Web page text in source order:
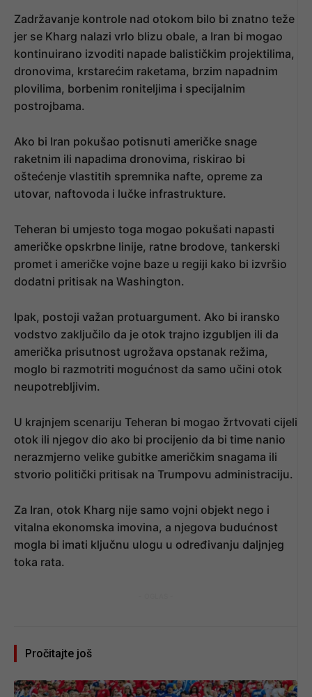
Zadržavanje kontrole nad otokom bilo bi znatno teže
jer se Kharg nalazi vrlo blizu obale, a Iran bi mogao
kontinuirano izvoditi napade balističkim projektilima,
dronovima, krstarećim raketama, brzim napadnim
plovilima, borbenim roniteljima i specijalnim
postrojbama.
Ako bi Iran pokušao potisnuti američke snage
raketnim ili napadima dronovima, riskirao bi
oštećenje vlastitih spremnika nafte, opreme za
utovar, naftovoda i lučke infrastrukture.
Teheran bi umjesto toga mogao pokušati napasti
američke opskrbne linije, ratne brodove, tankerski
promet i američke vojne baze u regiji kako bi izvršio
dodatni pritisak na Washington.
Ipak, postoji važan protuargument. Ako bi iransko
vodstvo zaključilo da je otok trajno izgubljen ili da
američka prisutnost ugrožava opstanak režima,
moglo bi razmotriti mogućnost da samo učini otok
neupotrebljivim.
U krajnjem scenariju Teheran bi mogao žrtvovati cijeli
otok ili njegov dio ako bi procijenio da bi time nanio
nerazmjerno velike gubitke američkim snagama ili
stvorio politički pritisak na Trumpovu administraciju.
Za Iran, otok Kharg nije samo vojni objekt nego i
vitalna ekonomska imovina, a njegova budućnost
mogla bi imati ključnu ulogu u određivanju daljnjeg
toka rata.
Pročitajte još